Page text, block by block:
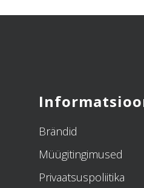
Brändid
Müügitingimused
Privaatsuspoliitika